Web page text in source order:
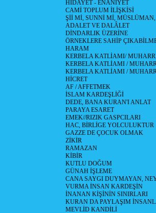
HİDAYET - ENANİYET
CAMİ TOPLUM İLİŞKİSİ
Şİİ Mİ, SUNNİ Mİ,
ADALET VE DALÂLET
DİNDARLIK ÜZERİNE
ÖRNEKLERE SAHİP
HARAM
KERBELA KATLİAMI/
KERBELA KATLİAMI /
KERBELA KATLİAMI /
HİCRET
AF / AFFETMEK
İSLAM KARDEŞLİĞİ
DEDE, BANA KURAN'I ANLAT
PARAYA ESARET
EMEK//RIZIK GASPCILARI
HAC, BİRLİGE YOLCULUKTUR
GAZZE DE ÇOCUK OLMAK
ZİKİR
RAMAZAN
KİBİR
KUTLU DOĞUM
GÜNAH İŞLEME
CANA SAYGI DUYMAYAN,
VURMA İNSAN KARDEŞİN
İNANAN KİŞİNİN SINIRLARI
KURAN DA PAYLAŞIM
MEVLİD KANDİLİ